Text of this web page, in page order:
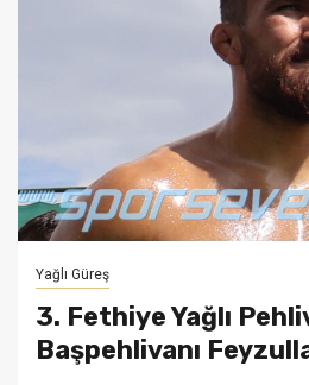
Yağlı Güreş
3. Fethiye Yağlı
Başpehlivanı